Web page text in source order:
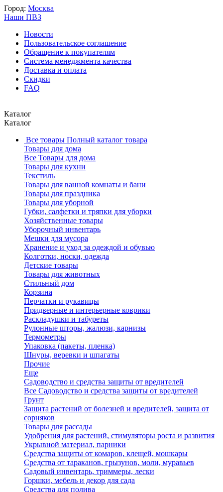
Город: Москва
Наши ПВЗ
Новости
Пользовательское соглашение
Обращение к покупателям
Система менеджмента качества
Доставка и оплата
Скидки
FAQ
Каталог
Каталог
Все товары Полный каталог товара
Товары для дома
Все Товары для дома
Товары для кухни
Текстиль
Товары для ванной комнаты и бани
Товары для праздника
Товары для уборной
Губки, салфетки и тряпки для уборки
Хозяйственные товары
Уборочный инвентарь
Мешки для мусора
Хранение и уход за одеждой и обувью
Колготки, носки, одежда
Детские товары
Товары для животных
Стильный дом
Корзина
Перчатки и рукавицы
Придверные и интерьерные коврики
Раскладушки и табуреты
Рулонные шторы, жалюзи, карнизы
Термометры
Упаковка (пакеты, пленка)
Шнуры, веревки и шпагаты
Прочие
Еще
Садоводство и средства защиты от вредителей
Все Садоводство и средства защиты от вредителей
Грунт
Защита растений от болезней и вредителей, защита от
сорняков
Товары для рассады
Удобрения для растений, стимуляторы роста и развития
Укрывной материал, парники
Средства защиты от комаров, клещей, мошкары
Средства от тараканов, грызунов, моли, муравьев
Садовый инвентарь, триммеры, лески
Горшки, мебель и декор для сада
Средства для полива